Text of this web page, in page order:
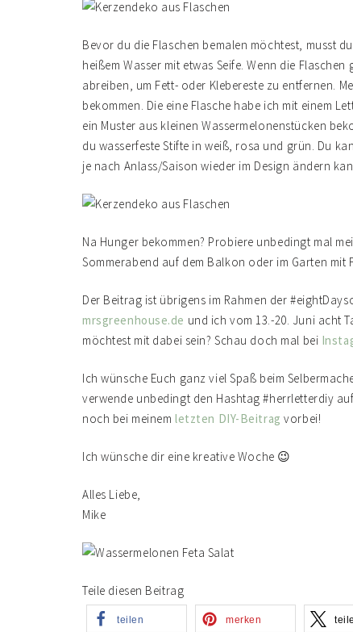
Bevor du die Flaschen bemalen möchtest, musst
heißem Wasser mit etwas Seife. Wenn die
abreiben, um Fett- oder Klebereste zu entfernen.
bekommen. Die eine Flasche habe ich mit einem
ein Muster aus kleinen Wassermelonenstücken
du wasserfeste Stifte in weiß, rosa und grün. Du
je nach Anlass/Saison wieder im Design ändern
Na Hunger bekommen? Probiere unbedingt mal
Sommerabend auf dem Balkon oder im Garten mit
Der Beitrag ist übrigens im Rahmen der
mrsgreenhouse.de und ich vom 13.-20. Juni acht
möchtest mit dabei sein? Schau doch mal bei
Ich wünsche Euch ganz viel Spaß beim
verwende unbedingt den Hashtag #herrletterdiy
noch bei meinem letzten DIY-Beitragvorbei!
Ich wünsche dir eine kreative Woche 😉
Alles Liebe,
Mike
Teile diesen Beitrag
teilen merken